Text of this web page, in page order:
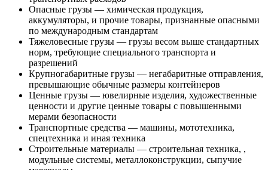
Опасные грузы — химическая продукция,
аккумуляторы, и прочие товары, признанные опасными
по международным стандартам
Тяжеловесные грузы — грузы весом выше стандартных
норм, требующие специального транспорта и
разрешений
Крупногабаритные грузы — негабаритные отправления,
превышающие обычные размеры контейнеров
Ценные грузы — ювелирные изделия, художественные
ценности и другие ценные товары с повышенными
мерами безопасности
Транспортные средства — машины, мототехника,
спецтехника и иная техника
Строительные материалы — строительная техника, ,
модульные системы, металлоконструкции, сыпучие